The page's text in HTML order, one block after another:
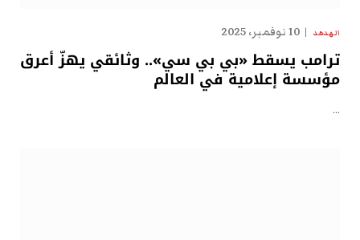
الهدهد 10 نوفمبر، 2025
ترامب يسقط «بي بي سي».. وثائقي يهزّ أعرق
مؤسسة إعلامية في العالم
…